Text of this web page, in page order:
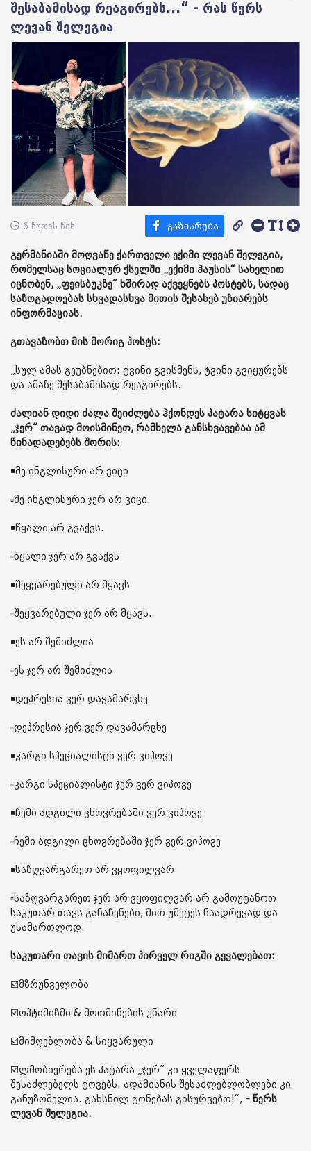
შესაბამისად რეაგირებს...“ - რას წერს
ლევან შელეგია
6 წუთის წინ
გერმანიაში მოღვაწე ქართველი ექიმი ლევან შელეგია,
რომელსაც სოციალურ ქსელში „ექიმი ჰაუსის“ სახელით
იცნობენ, „ფეისბუკზე“ ხშირად აქვეყნებს პოსტებს, სადაც
საზოგადოებას სხვადასხვა მითის შესახებ უზიარებს
ინფორმაციას.
გთავაზობთ მის მორიგ პოსტს:
„სულ ამას გეუბნებით: ტვინი გვისმენს, ტვინი გვიყურებს
და ამაზე შესაბამისად რეაგირებს.
ძალიან დიდი ძალა შეიძლება ჰქონდეს პატარა სიტყვას
„ჯერ” თავად მოისმინეთ, რამხელა განსხვავებაა ამ
წინადადებებს შორის:
◾️მე ინგლისური არ ვიცი
▫️მე ინგლისური ჯერ არ ვიცი.
◾️წყალი არ გვაქვს.
▫️წყალი ჯერ არ გვაქვს
◾️შეყვარებული არ მყავს
▫️შეყვარებული ჯერ არ მყავს.
◾️ეს არ შემიძლია
▫️ეს ჯერ არ შემიძლია
◾️დეპრესია ვერ დავამარცხე
▫️დეპრესია ჯერ ვერ დავამარცხე
◾️კარგი სპეციალისტი ვერ ვიპოვე
▫️კარგი სპეციალისტი ჯერ ვერ ვიპოვე
◾️ჩემი ადგილი ცხოვრებაში ვერ ვიპოვე
▫️ჩემი ადგილი ცხოვრებაში ჯერ ვერ ვიპოვე
◾️საზღვარგარეთ არ ვყოფილვარ
▫️საზღვარგარეთ ჯერ არ ვყოფილვარ არ გამოუტანოთ
საკუთარ თავს განაჩენები, მით უმეტეს ნაადრევად და
უსამართლოდ.
საკუთარი თავის მიმართ პირველ რიგში გევალებათ:
☑️მზრუნველობა
☑️ოპტიმიზმი & მოთმინების უნარი
☑️მიმღებლობა & სიყვარული
☑️ლმობიერება ეს პატარა „ჯერ” კი ყველაფერს
შესაძლებელს ტოვებს. ადამიანის შესაძლებლობლები კი
განუზომელია. გახსნილ გონებას გისურვებთ!“, - წერს
ლევან შელეგია.